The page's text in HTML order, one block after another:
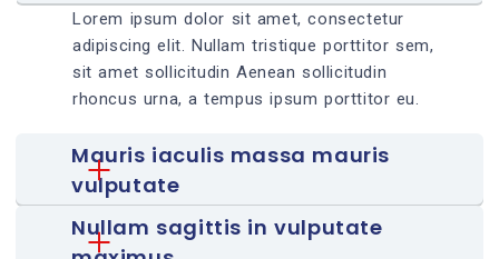
Lorem ipsum dolor sit amet, consectetur
adipiscing elit. Nullam tristique porttitor sem,
sit amet sollicitudin Aenean sollicitudin
rhoncus urna, a tempus ipsum porttitor eu.
Mauris iaculis massa mauris
vulputate
Nullam sagittis in vulputate